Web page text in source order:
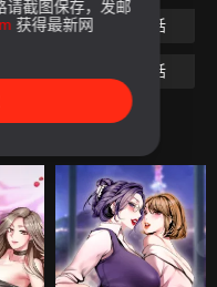
第35話 第36話
第40話
请截图保存，发邮
获得最新网